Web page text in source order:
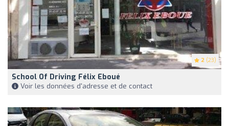
2 (23)
School Of Driving Félix Eboué
Voir les données d'adresse et de contact